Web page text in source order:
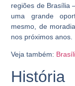
regiões de Brasília
uma grande
mesmo, de
nos próximos anos.
Veja também:
História